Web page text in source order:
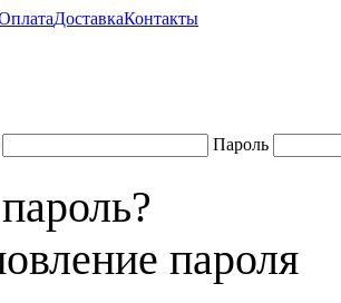
ДоставкаКонтакты
Пароль
пароля